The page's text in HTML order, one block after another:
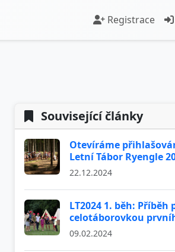
Registrace
Související články
Otevíráme
Letní Tábor Ryengle
22.12.2024
LT2024 1. běh: Příběh
celotáborovkou
09.02.2024